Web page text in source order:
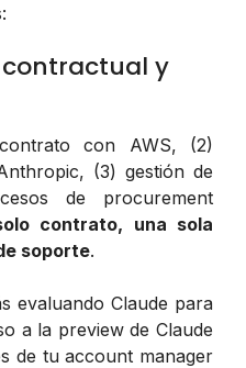
contractual y
con AWS, (2)
(3) gestión de
de procurement
contrato, una sola
soporte.
evaluando Claude para
a la preview de Claude
de tu account manager